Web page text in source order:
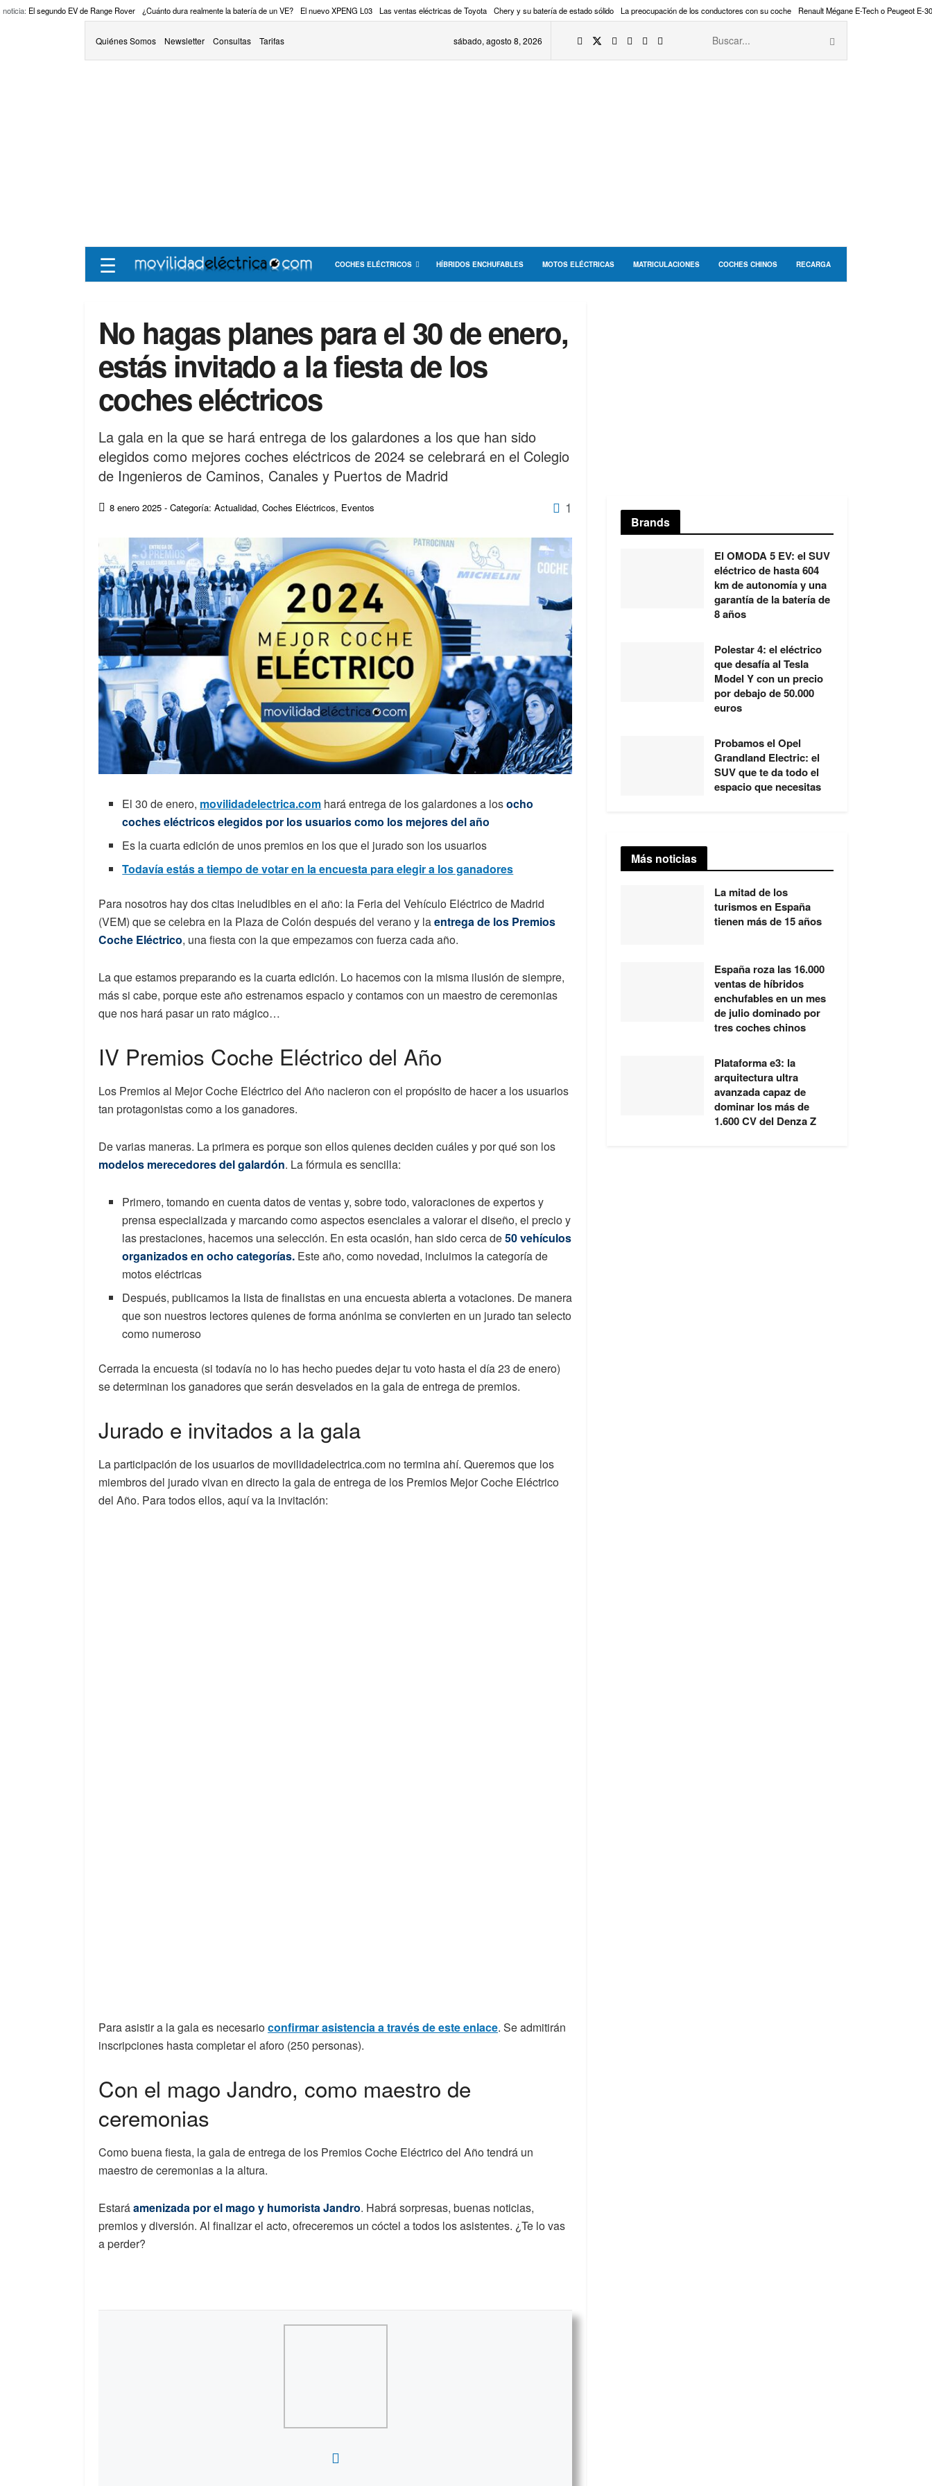
noticia: El segundo EV de Range Rover ¿Cuánto dura realmente la batería de un VE? El nuevo XPENG L03 Las ventas eléctricas de Toyota Chery y su batería de estado sólido La preocupación de los conductores con su coche Renault Mégane E-Tech o Peugeot E-
Quiénes Somos Newsletter Consultas Tarifas sábado, agosto 8, 2026
☰ COCHES ELÉCTRICOS HÍBRIDOS ENCHUFABLES MOTOS ELÉCTRICAS MATRICULACIONES COCHES CHINOS RECARGA
No hagas planes para el 30 de enero,
estás invitado a la fiesta de los
coches eléctricos
La gala en la que se hará entrega de los galardones a los que han sido
elegidos como mejores coches eléctricos de 2024 se celebrará en el Colegio
de Ingenieros de Caminos, Canales y Puertos de Madrid
8 enero 2025 - Categoría: Actualidad, Coches Eléctricos, Eventos 1
El 30 de enero, movilidadelectrica.com hará entrega de los galardones a losocho
coches eléctricos elegidos por los usuarios como los mejores del año
Es la cuarta edición de unos premios en los que el jurado son los usuarios
Todavía estás a tiempo de votar en la encuesta para elegir a los ganadores
Para nosotros hay dos citas ineludibles en el año: la Feria del Vehículo Eléctrico de Madrid
(VEM) que se celebra en la Plaza de Colón después del verano y laentrega de los Premios
Coche Eléctrico, una fiesta con la que empezamos con fuerza cada año.
La que estamos preparando es la cuarta edición. Lo hacemos con la misma ilusión de siempre,
más si cabe, porque este año estrenamos espacio y contamos con un maestro de ceremonias
que nos hará pasar un rato mágico…
IV Premios Coche Eléctrico del Año
Los Premios al Mejor Coche Eléctrico del Año nacieron con el propósito de hacer a los usuarios
tan protagonistas como a los ganadores.
De varias maneras. La primera es porque son ellos quienes deciden cuáles y por qué son los
modelos merecedores del galardón. La fórmula es sencilla:
Primero, tomando en cuenta datos de ventas y, sobre todo, valoraciones de expertos y
prensa especializada y marcando como aspectos esenciales a valorar el diseño, el precio y
las prestaciones, hacemos una selección. En esta ocasión, han sido cerca de50 vehículos
organizados en ocho categorías. Este año, como novedad, incluimos la categoría de
motos eléctricas
Después, publicamos la lista de finalistas en una encuesta abierta a votaciones. De manera
que son nuestros lectores quienes de forma anónima se convierten en un jurado tan selecto
como numeroso
Cerrada la encuesta (si todavía no lo has hecho puedes dejar tu voto hasta el día 23 de enero)
se determinan los ganadores que serán desvelados en la gala de entrega de premios.
Jurado e invitados a la gala
La participación de los usuarios de movilidadelectrica.com no termina ahí. Queremos que los
miembros del jurado vivan en directo la gala de entrega de los Premios Mejor Coche Eléctrico
del Año. Para todos ellos, aquí va la invitación:
Para asistir a la gala es necesarioconfirmar asistencia a través de este enlace. Se admitirán
inscripciones hasta completar el aforo (250 personas).
Con el mago Jandro, como maestro de
ceremonias
Como buena fiesta, la gala de entrega de los Premios Coche Eléctrico del Año tendrá un
maestro de ceremonias a la altura.
Estaráamenizada por el mago y humorista Jandro. Habrá sorpresas, buenas noticias,
premios y diversión. Al finalizar el acto, ofreceremos un cóctel a todos los asistentes. ¿Te lo vas
a perder?
Brands
El OMODA 5 EV: el SUV
eléctrico de hasta 604
km de autonomía y una
garantía de la batería de
8 años
Polestar 4: el eléctrico
que desafía al Tesla
Model Y con un precio
por debajo de 50.000
euros
Probamos el Opel
Grandland Electric: el
SUV que te da todo el
espacio que necesitas
Más noticias
La mitad de los
turismos en España
tienen más de 15 años
España roza las 16.000
ventas de híbridos
enchufables en un mes
de julio dominado por
tres coches chinos
Plataforma e3: la
arquitectura ultra
avanzada capaz de
dominar los más de
1.600 CV del Denza Z